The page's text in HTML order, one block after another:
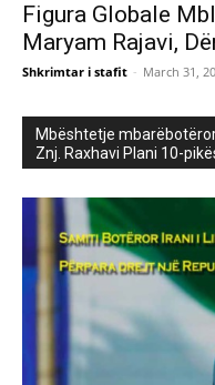
Figura Globale
Maryam Rajavi,
Shkrimtar i stafit - March 31,
Mbështetje
Znj. Raxhavi Plani 10-